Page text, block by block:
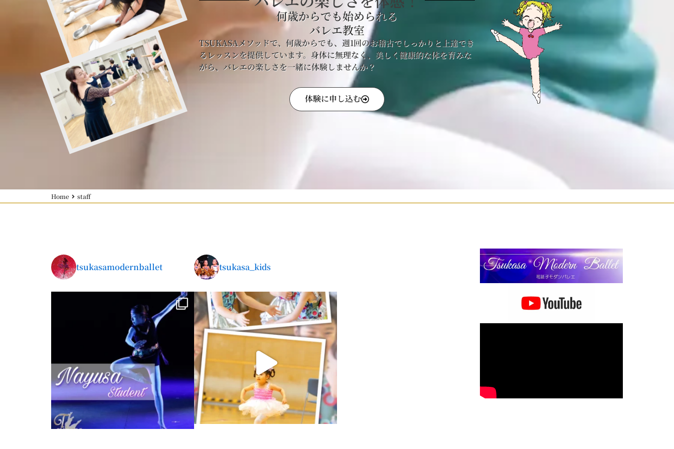
何歳からでも始められる
バレエ教室
TSUKASAメソッドで、何歳からでも、週1回のお稽古でしっかりと上達でき
るレッスンを提供しています。身体に無理なく、美しく健康的な体を育みな
がら、バレエの楽しさを一緒に体験しませんか？
体験に申し込む
Home staff
tsukasamodernballet tsukasa_kids